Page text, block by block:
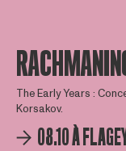
The Early Years :
Korsakov.
08.10 À